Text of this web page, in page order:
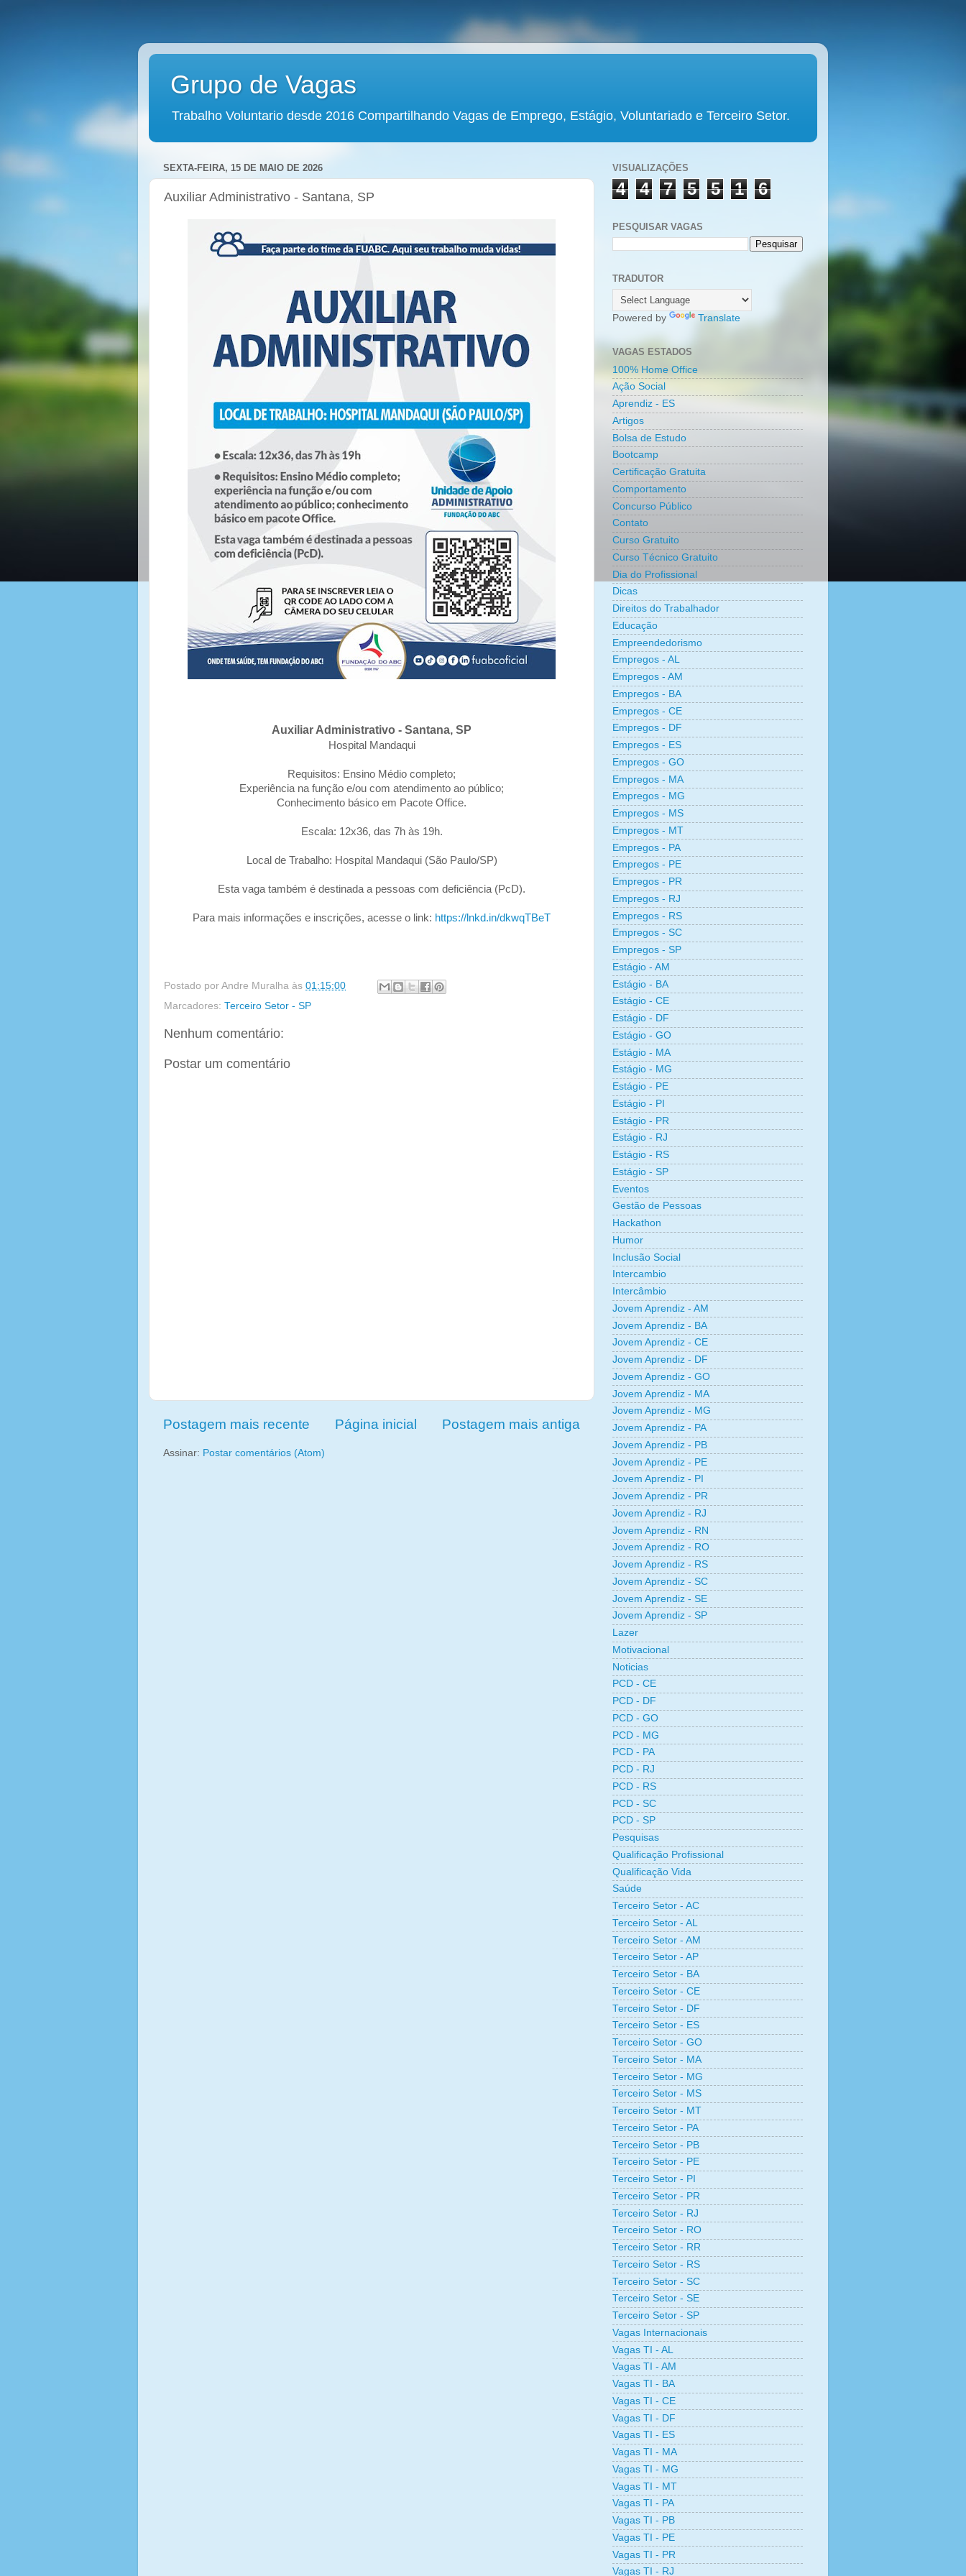
Grupo de Vagas
Trabalho Voluntario desde 2016 Compartilhando Vagas de Emprego, Estágio, Voluntariado e Terceiro Setor.
SEXTA-FEIRA, 15 DE MAIO DE 2026
Auxiliar Administrativo - Santana, SP
Auxiliar Administrativo - Santana, SP
Hospital Mandaqui
Requisitos: Ensino Médio completo;
Experiência na função e/ou com atendimento ao público;
Conhecimento básico em Pacote Office.
Escala: 12x36, das 7h às 19h.
Local de Trabalho: Hospital Mandaqui (São Paulo/SP)
Esta vaga também é destinada a pessoas com deficiência (PcD).
Para mais informações e inscrições, acesse o link: https://lnkd.in/dkwqTBeT
Postado por Andre Muralha às 01:15:00
Marcadores: Terceiro Setor - SP
Nenhum comentário:
Postar um comentário
Postagem mais recente Postagem mais antiga
Página inicial
Assinar: Postar comentários (Atom)
VISUALIZAÇÕES
4 4 7 5 5 1 6
PESQUISAR VAGAS
TRADUTOR
Powered by Translate
VAGAS ESTADOS
100% Home Office
Ação Social
Aprendiz - ES
Artigos
Bolsa de Estudo
Bootcamp
Certificação Gratuita
Comportamento
Concurso Público
Contato
Curso Gratuito
Curso Técnico Gratuito
Dia do Profissional
Dicas
Direitos do Trabalhador
Educação
Empreendedorismo
Empregos - AL
Empregos - AM
Empregos - BA
Empregos - CE
Empregos - DF
Empregos - ES
Empregos - GO
Empregos - MA
Empregos - MG
Empregos - MS
Empregos - MT
Empregos - PA
Empregos - PE
Empregos - PR
Empregos - RJ
Empregos - RS
Empregos - SC
Empregos - SP
Estágio - AM
Estágio - BA
Estágio - CE
Estágio - DF
Estágio - GO
Estágio - MA
Estágio - MG
Estágio - PE
Estágio - PI
Estágio - PR
Estágio - RJ
Estágio - RS
Estágio - SP
Eventos
Gestão de Pessoas
Hackathon
Humor
Inclusão Social
Intercambio
Intercâmbio
Jovem Aprendiz - AM
Jovem Aprendiz - BA
Jovem Aprendiz - CE
Jovem Aprendiz - DF
Jovem Aprendiz - GO
Jovem Aprendiz - MA
Jovem Aprendiz - MG
Jovem Aprendiz - PA
Jovem Aprendiz - PB
Jovem Aprendiz - PE
Jovem Aprendiz - PI
Jovem Aprendiz - PR
Jovem Aprendiz - RJ
Jovem Aprendiz - RN
Jovem Aprendiz - RO
Jovem Aprendiz - RS
Jovem Aprendiz - SC
Jovem Aprendiz - SE
Jovem Aprendiz - SP
Lazer
Motivacional
Noticias
PCD - CE
PCD - DF
PCD - GO
PCD - MG
PCD - PA
PCD - RJ
PCD - RS
PCD - SC
PCD - SP
Pesquisas
Qualificação Profissional
Qualificação Vida
Saúde
Terceiro Setor - AC
Terceiro Setor - AL
Terceiro Setor - AM
Terceiro Setor - AP
Terceiro Setor - BA
Terceiro Setor - CE
Terceiro Setor - DF
Terceiro Setor - ES
Terceiro Setor - GO
Terceiro Setor - MA
Terceiro Setor - MG
Terceiro Setor - MS
Terceiro Setor - MT
Terceiro Setor - PA
Terceiro Setor - PB
Terceiro Setor - PE
Terceiro Setor - PI
Terceiro Setor - PR
Terceiro Setor - RJ
Terceiro Setor - RO
Terceiro Setor - RR
Terceiro Setor - RS
Terceiro Setor - SC
Terceiro Setor - SE
Terceiro Setor - SP
Vagas Internacionais
Vagas TI - AL
Vagas TI - AM
Vagas TI - BA
Vagas TI - CE
Vagas TI - DF
Vagas TI - ES
Vagas TI - MA
Vagas TI - MG
Vagas TI - MT
Vagas TI - PA
Vagas TI - PB
Vagas TI - PE
Vagas TI - PR
Vagas TI - RJ